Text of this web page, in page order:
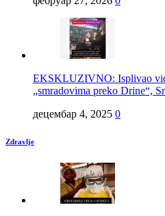
EKSKLUZIVNO: Isplivao
„smradovima preko Drine“,
децембар 4, 2025 0
Zdravlje